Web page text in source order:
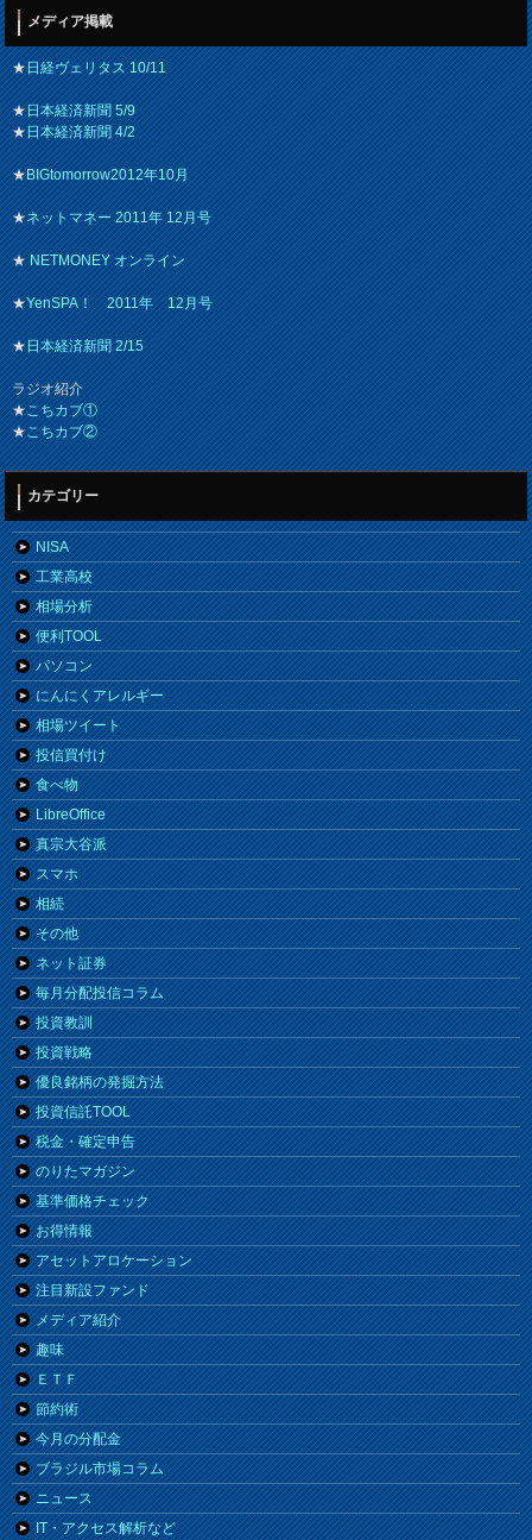
メディア掲載
★日経ヴェリタス 10/11
★日本経済新聞 5/9
★日本経済新聞 4/2
★BIGtomorrow2012年10月
★ネットマネー 2011年 12月号
★NETMONEY オンライン
★YenSPA！ 2011年 12月号
★日本経済新聞 2/15
ラジオ紹介
★こちカブ①
★こちカブ②
カテゴリー
NISA
工業高校
相場分析
便利TOOL
パソコン
にんにくアレルギー
相場ツイート
投信買付け
食べ物
LibreOffice
真宗大谷派
スマホ
相続
その他
ネット証券
毎月分配投信コラム
投資教訓
投資戦略
優良銘柄の発掘方法
投資信託TOOL
税金・確定申告
のりたマガジン
基準価格チェック
お得情報
アセットアロケーション
注目新設ファンド
メディア紹介
趣味
ＥＴＦ
節約術
今月の分配金
ブラジル市場コラム
ニュース
IT・アクセス解析など